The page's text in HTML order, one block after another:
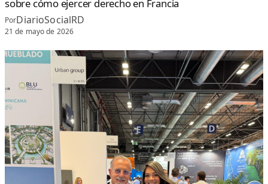
sobre cómo ejercer derecho en Francia
PorDiarioSocialRD
21 de mayo de 2026